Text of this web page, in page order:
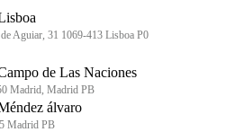
Aguiar, 31 1069-413 Lisboa P0
de Las Naciones
Madrid, Madrid PB
álvaro
Madrid PB